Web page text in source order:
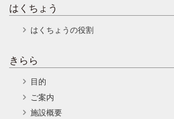
はくちょう
はくちょうの役割
きらら
目的
ご案内
施設概要